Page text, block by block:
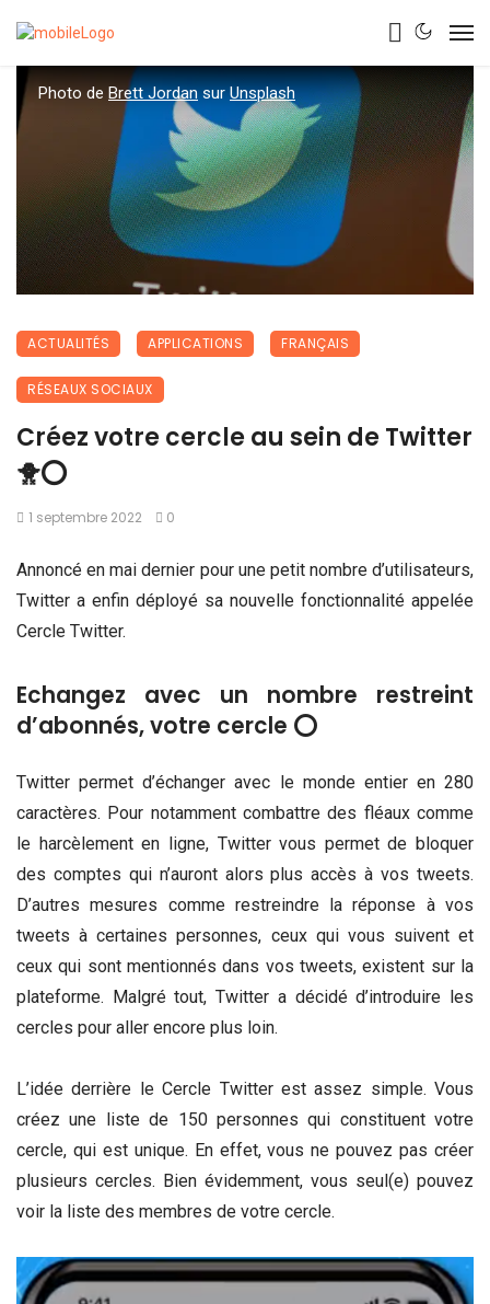
Photo de Brett JordansurUnsplash
ACTUALITÉS APPLICATIONS FRANÇAIS
RÉSEAUX SOCIAUX
Créez votre cercle au sein de Twitter
🐥⭕
1 septembre 2022 0
Annoncé en mai dernier pour une petit nombre d’utilisateurs,
Twitter a enfin déployé sa nouvelle fonctionnalité appelée
Cercle Twitter.
Echangez avec un nombre restreint
d’abonnés, votre cercle ⭕
Twitter permet d’échanger avec le monde entier en 280
caractères. Pour notamment combattre des fléaux comme
le harcèlement en ligne, Twitter vous permet de bloquer
des comptes qui n’auront alors plus accès à vos tweets.
D’autres mesures comme restreindre la réponse à vos
tweets à certaines personnes, ceux qui vous suivent et
ceux qui sont mentionnés dans vos tweets, existent sur la
plateforme. Malgré tout, Twitter a décidé d’introduire les
cercles pour aller encore plus loin.
L’idée derrière le Cercle Twitter est assez simple. Vous
créez une liste de 150 personnes qui constituent votre
cercle, qui est unique. En effet, vous ne pouvez pas créer
plusieurs cercles. Bien évidemment, vous seul(e) pouvez
voir la liste des membres de votre cercle.